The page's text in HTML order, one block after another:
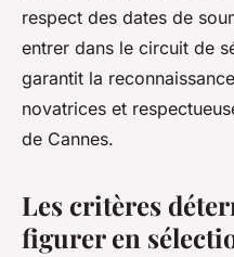
respect des dates de
entrer dans le circuit de
garantit la
novatrices et
de Cannes.
Les critères
figurer en